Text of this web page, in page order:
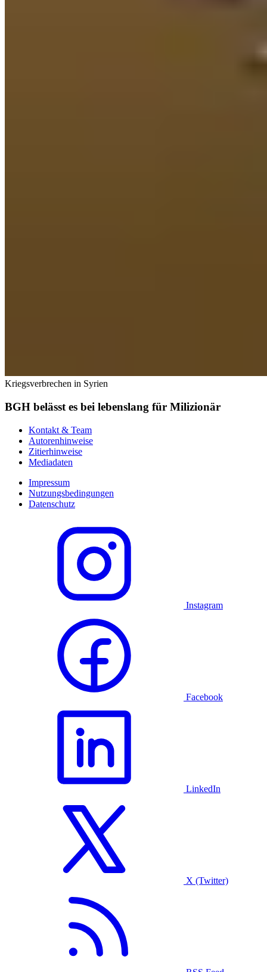
Kriegsverbrechen in Syrien
BGH belässt es bei lebenslang für Milizionär
Kontakt & Team
Autorenhinweise
Zitierhinweise
Mediadaten
Impressum
Nutzungsbedingungen
Datenschutz
Instagram
Facebook
LinkedIn
X (Twitter)